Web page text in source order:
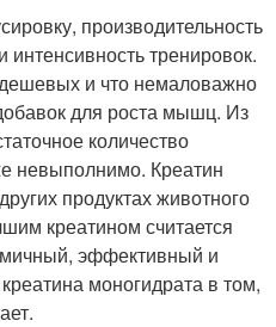
производительность
тренировок.
и что немаловажно
для роста мышц. Из
количество
невыполнимо. Креатин
продуктах животного
креатином считается
эффективный и
моногидрата в том,